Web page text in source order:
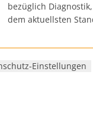
bezüglich
dem aktuellsten
Einstellungen